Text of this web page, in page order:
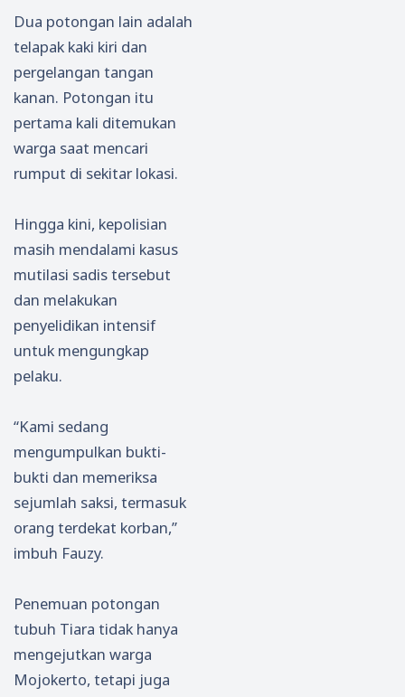
Dua potongan lain adalah
telapak kaki kiri dan
pergelangan tangan
kanan. Potongan itu
pertama kali ditemukan
warga saat mencari
rumput di sekitar lokasi.
Hingga kini, kepolisian
masih mendalami kasus
mutilasi sadis tersebut
dan melakukan
penyelidikan intensif
untuk mengungkap
pelaku.
“Kami sedang
mengumpulkan bukti-
bukti dan memeriksa
sejumlah saksi, termasuk
orang terdekat korban,”
imbuh Fauzy.
Penemuan potongan
tubuh Tiara tidak hanya
mengejutkan warga
Mojokerto, tetapi juga